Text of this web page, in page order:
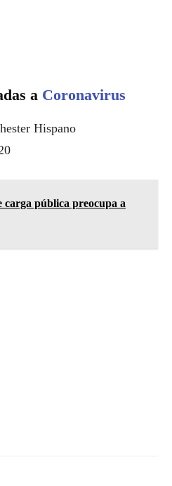
a Coronavirus
Hispano
carga pública preocupa a